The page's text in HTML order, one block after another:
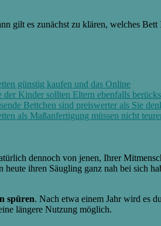
gilt es zunächst zu klären, welches
günstig kaufen und das Online
der Kinder sollten Eltern ebenfalls
Bettchen sind preiswerter als Sie
als Maßanfertigung müssen nicht
dennoch von jenen, Ihrer
ihren Säugling ganz nah bei sich
spüren. Nach etwa einem Jahr wird es
längere Nutzung möglich.